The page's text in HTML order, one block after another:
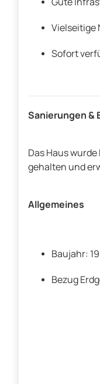
Vielseitige
Sofort
Sanierungen &
Das Haus
gehalten und
Allgemeines
Baujahr:
Bezug